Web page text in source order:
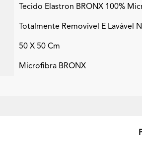
Tecido Elastron BRONX 100%
Totalmente Removível E Lavável
50 X 50 Cm
Microfibra BRONX